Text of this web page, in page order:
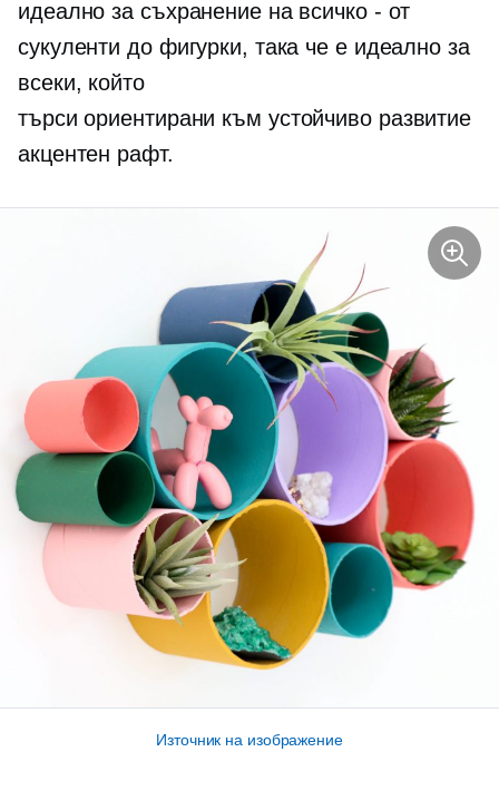
идеално за съхранение на всичко - от
сукуленти до фигурки, така че е идеално за
всеки, който
търсиориентирани към устойчиво развитие
акцентен рафт.
Източник на изображение